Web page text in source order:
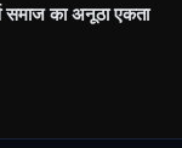
समाज का अनूठा एकता